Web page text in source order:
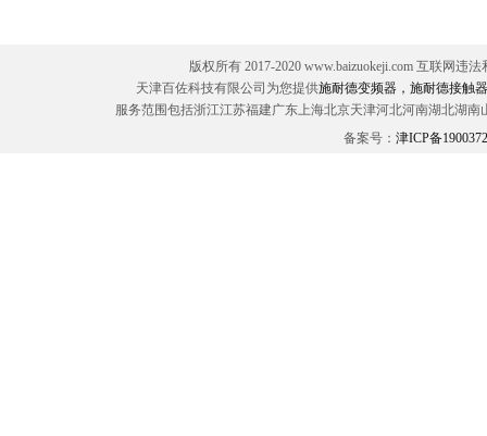
版权所有 2017-2020 www.baizuokeji.com 互联网违
天津百佐科技有限公司为您提供施耐德变频器，施耐德接触
服务范围包括浙江江苏福建广东上海北京天津河北河南湖北湖
备案号： 津ICP备